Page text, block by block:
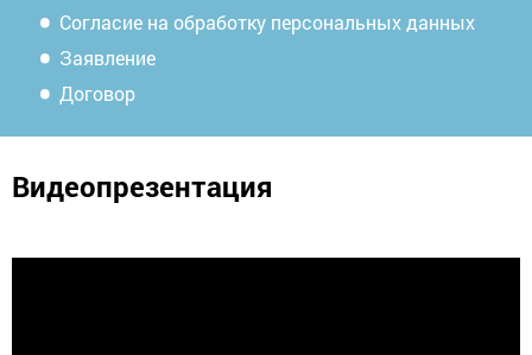
Согласие на обработку персональных данных
Заявление
Договор
Видеопрезентация